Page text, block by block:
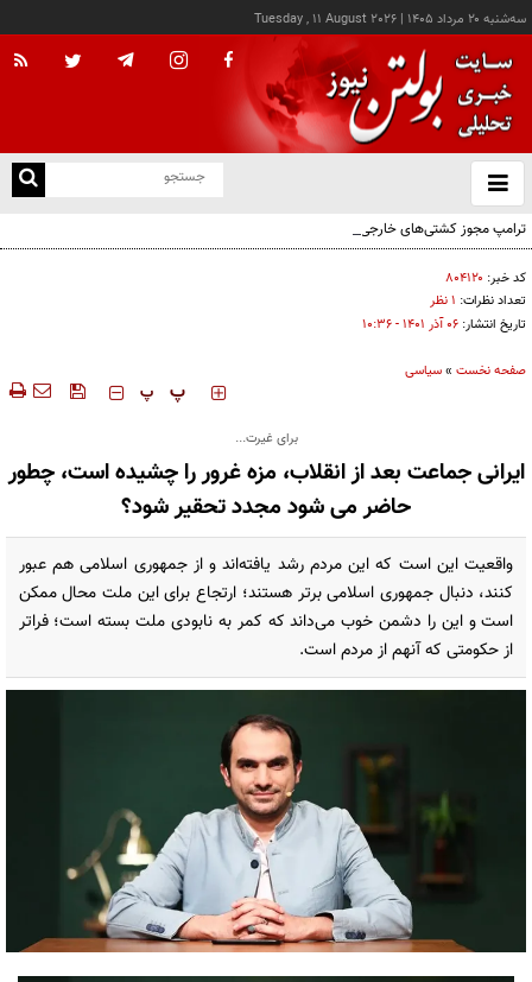
سه‌شنبه ۲۰ مرداد ۱۴۰۵ |
Tuesday , 11 August 2026
باز
و
ترامپ مجوز کشتی‌های خارجی برای حمل نفت در آمریکا را تمدید کرد
کد خبر: ۸۰۴۱۲۰
تعداد نظرات: ۱ نظر
تاریخ انتشار: ۰۶ آذر ۱۴۰۱ - ۱۰:۳۶
صفحه نخست »سیاسی
‍‍‍ پ پ
برای غیرت...
ایرانی جماعت بعد از انقلاب، مزه غرور را چشیده است، چطور
حاضر می شود مجدد تحقیر شود؟
واقعیت این است که این مردم رشد یافته‌اند و از جمهوری اسلامی هم عبور
کنند، دنبال جمهوری اسلامی برتر هستند؛ ارتجاع برای این ملت محال ممکن
است و این را دشمن خوب می‌داند که کمر به نابودی ملت بسته است؛ فراتر
از حکومتی که آنهم از مردم است.